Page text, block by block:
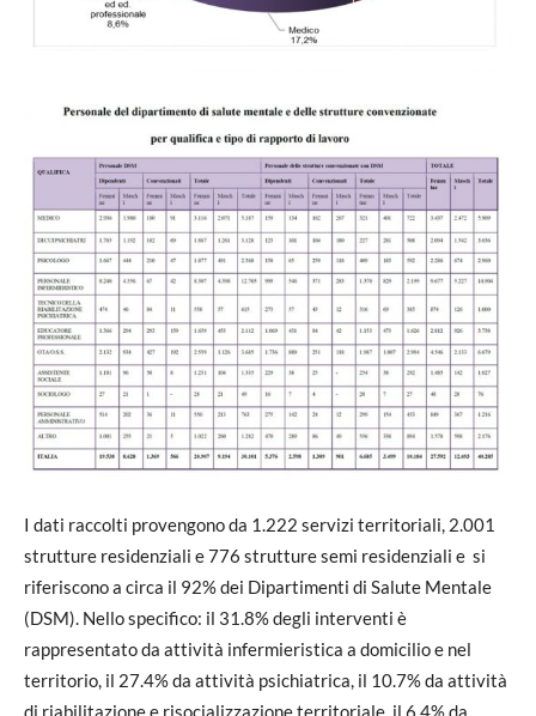
I dati raccolti provengono da 1.222 servizi territoriali, 2.001
strutture residenziali e 776 strutture semi residenziali e si
riferiscono a circa il 92% dei Dipartimenti di Salute Mentale
(DSM). Nello specifico: il 31.8% degli interventi è
rappresentato da attività infermieristica a domicilio e nel
territorio, il 27.4% da attività psichiatrica, il 10.7% da attività
di riabilitazione e risocializzazione territoriale, il 6.4% da